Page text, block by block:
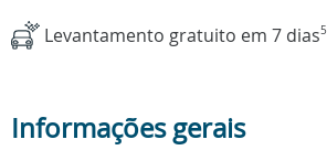
Levantamento gratuito em 7 dias5
Informações gerais